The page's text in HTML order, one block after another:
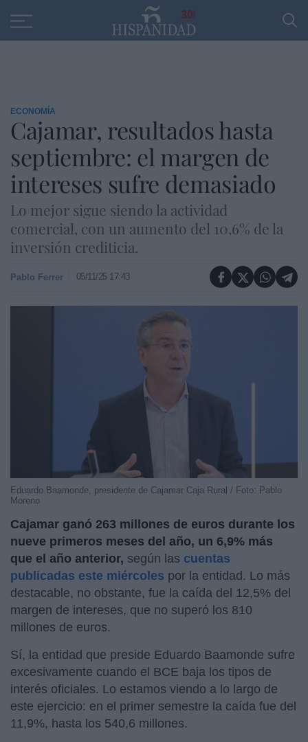
30
ECONOMÍA
Cajamar, resultados hasta
septiembre: el margen de
intereses sufre demasiado
Lo mejor sigue siendo la actividad
comercial, con un aumento del 10,6% de la
inversión crediticia.
Pablo Ferrer 05/11/25 17:43
Eduardo Baamonde, presidente de Cajamar Caja Rural / Foto: Pablo
Moreno
Cajamar ganó 263 millones de euros durante los
nueve primeros meses del año, un 6,9% más
que el año anterior, según las cuentas
publicadas este miércoles por la entidad. Lo más
destacable, no obstante, fue la caída del 12,5% del
margen de intereses, que no superó los 810
millones de euros.
Sí, la entidad que preside Eduardo Baamonde sufre
excesivamente cuando el BCE baja los tipos de
interés oficiales. Lo estamos viendo a lo largo de
este ejercicio: en el primer semestre la caída fue del
11,9%, hasta los 540,6 millones.